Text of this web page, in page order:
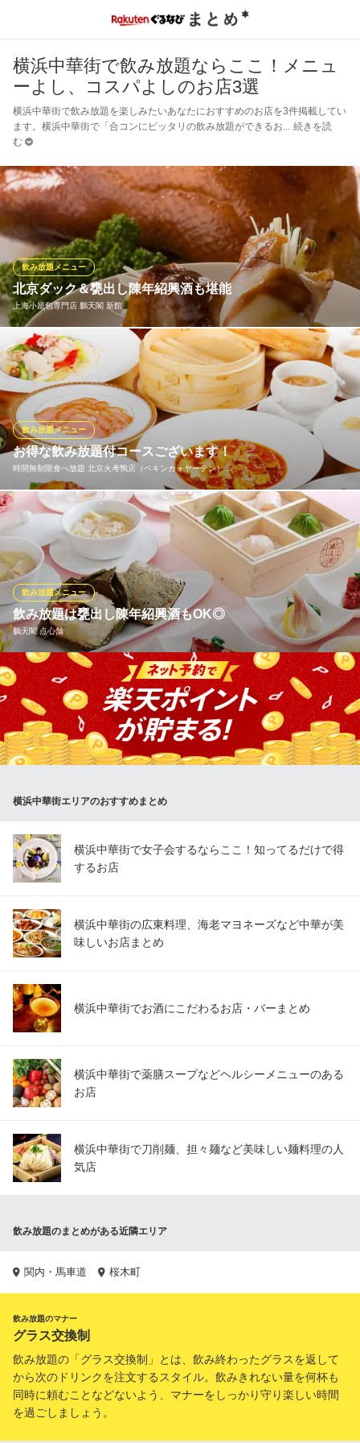
横浜中華街で飲み放題ならここ！メニュ
ーよし、コスパよしのお店3選
横浜中華街で飲み放題を楽しみたいあなたにおすすめのお店を3件掲載してい
ます。横浜中華街で「合コンにピッタリの飲み放題ができるお
続きを読
む
北京ダック＆甕出し陳年紹興酒も堪能
上海小籠包専門店 鵬天閣 新館
飲み放題メニュー
元町・中華街駅周辺での宴会におすすめ！できたての手包み小籠
包やフカヒレスープが味わえる、飲み放題付コースをご用意して
おります。ワンランク上の『桃花コース』では、直火焼き北京ダ
ックや黒酢豚など旬食材の本格中華が満載。飲み放題は生ビール
もOK◎陳年紹興酒など中国料理店ならではのドリンクも楽しめま
す。
上海小籠包専門店 鵬天閣 新館
焼小籠包と本場中国料理
ＪＲ根岸線石川町駅北口 徒歩10分
神奈川県横浜市中区山下町192-15
お得な飲み放題付コースございます！
時間無制限食べ放題 北京火考鴨店（ペキンカォヤーテン）…
飲み放題メニュー
本場仕込みの中華料理を食べたいなら当店にお任せください！飲
み放題メニューもバラエティ豊かに取り揃えているので大満足間
違いなし◎『フカヒレ』や『北京ダック』など高級食材を使用し
た贅沢なコースもあるので誕生日や記念日、接待などにも最適で
す！
時間無制限食べ放題 北京火考鴨店（ペキンカォヤーテン）
中華街
北京ダック専門店
みなとみらい線元町・中華街駅2番出口 徒歩3分
神奈川県横浜市中区山下町市場通191-10
飲み放題は甕出し陳年紹興酒もOK◎
鵬天閣 点心舗
飲み放題メニュー
ご宴会には飲み放題付きコースをどうぞ！「チャーシューメロン
パン」や「エビ餃子と翡翠小籠包」の食べ比べを楽しめるリーズ
ナブルな『蘭コース』をはじめ、これぞ本格中華というコースま
で3コースございます。飲み放題は生ビールもOK◎陳年紹興酒や
杏露酒など中国料理店ならではのドリンクを含む30種類が飲み放
題です！
鵬天閣 点心舗
みなとみらい線元町・中華街駅 徒歩3分
神奈川県横浜市中区山下町186 2F
横浜中華街エリアのおすすめまとめ
横浜中華街で女子会するならここ！知ってるだけで得
するお店
横浜中華街の広東料理、海老マヨネーズなど中華が美
味しいお店まとめ
横浜中華街でお酒にこだわるお店・バーまとめ
横浜中華街で薬膳スープなどヘルシーメニューのある
お店
横浜中華街で刀削麺、担々麺など美味しい麺料理の人
気店
飲み放題のまとめがある近隣エリア
関内・馬車道 桜木町
飲み放題のマナー
グラス交換制
飲み放題の「グラス交換制」とは、飲み終わったグラスを返して
から次のドリンクを注文するスタイル。飲みきれない量を何杯も
同時に頼むことなどないよう、マナーをしっかり守り楽しい時間
を過ごしましょう。